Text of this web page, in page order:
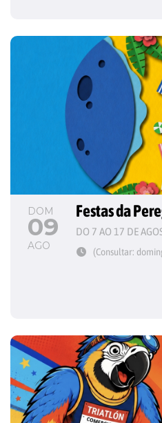
DOM
09
AGO
Festas da
DO 7 AO 17 DE
(Consultar: